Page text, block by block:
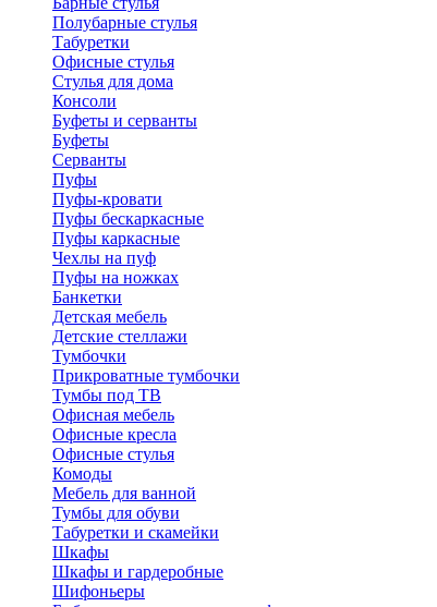
Полубарные стулья
Табуретки
Офисные стулья
Стулья для дома
Консоли
Буфеты и серванты
Буфеты
Серванты
Пуфы
Пуфы-кровати
Пуфы бескаркасные
Пуфы каркасные
Чехлы на пуф
Пуфы на ножках
Банкетки
Детская мебель
Детские стеллажи
Тумбочки
Прикроватные тумбочки
Тумбы под ТВ
Офисная мебель
Офисные кресла
Офисные стулья
Комоды
Мебель для ванной
Тумбы для обуви
Табуретки и скамейки
Шкафы
Шкафы и гардеробные
Шифоньеры